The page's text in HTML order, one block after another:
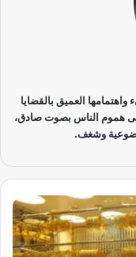
العميق بالقضايا
هموم الناس بصوت صادق،
وشغف.